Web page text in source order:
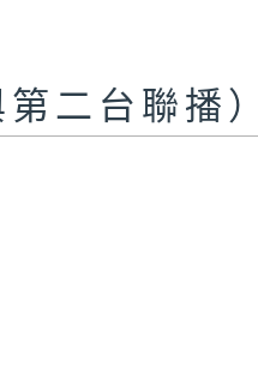
二台聯播）